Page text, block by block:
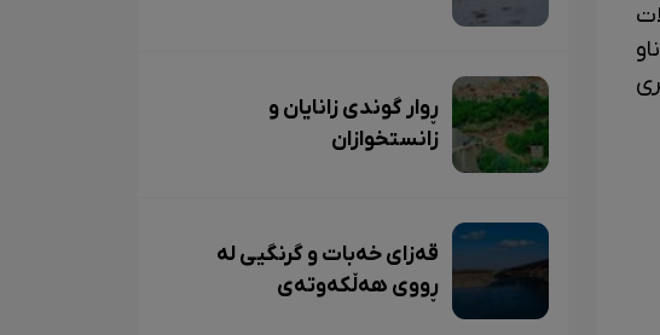
١٢٠ کیلوومتری
ڕوار گوندی زانایان و
زانستخوازان
قەزای خەبات و گرنگیی لە
ڕووی هەڵکەوتەی